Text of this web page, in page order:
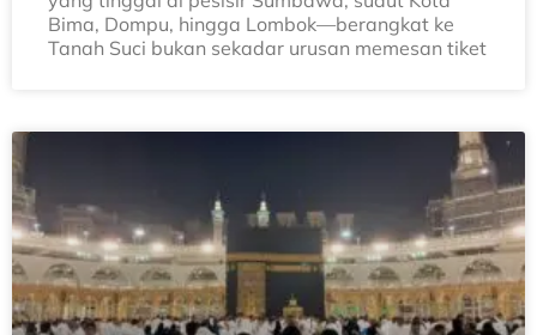
Bima, Dompu, hingga Lombok—berangkat ke
Tanah Suci bukan sekadar urusan memesan tiket